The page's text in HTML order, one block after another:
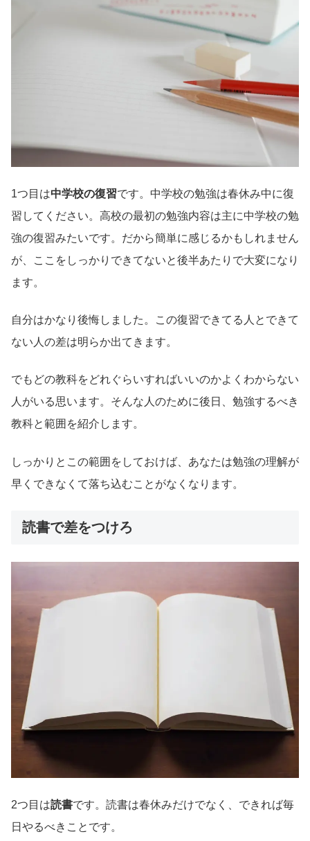
1つ目は中学校の復習です。中学校の勉強は春休み中に復
習してください。高校の最初の勉強内容は主に中学校の勉
強の復習みたいです。だから簡単に感じるかもしれません
が、ここをしっかりできてないと後半あたりで大変になり
ます。
自分はかなり後悔しました。この復習できてる人とできて
ない人の差は明らか出てきます。
でもどの教科をどれぐらいすればいいのかよくわからない
人がいる思います。そんな人のために後日、勉強するべき
教科と範囲を紹介します。
しっかりとこの範囲をしておけば、あなたは勉強の理解が
早くできなくて落ち込むことがなくなります。
読書で差をつけろ
2つ目は読書です。読書は春休みだけでなく、できれば毎
日やるべきことです。